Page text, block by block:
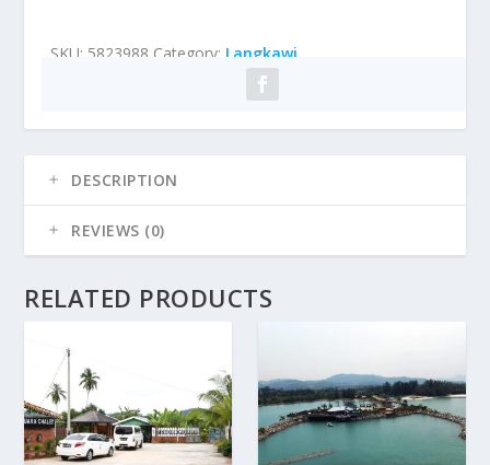
SKU: 5823988 Category: Langkawi
DESCRIPTION
REVIEWS (0)
RELATED PRODUCTS